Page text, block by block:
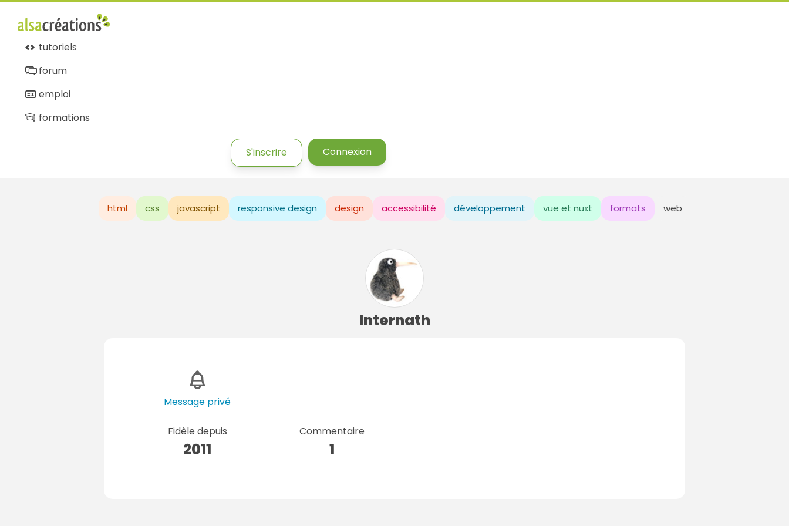
tutoriels
forum
emploi
formations
S'inscrire Connexion
html css javascript responsive design design accessibilité développement vue et nuxt formats web
Internath
Message privé
Fidèle depuis
2011
Commentaire
1